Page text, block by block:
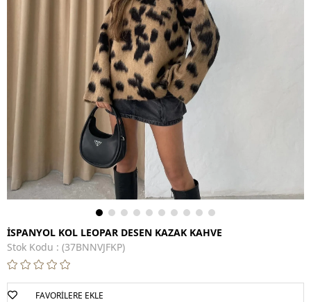
İSPANYOL KOL LEOPAR DESEN KAZAK KAHVE
Stok Kodu
(37BNNVJFKP)
FAVORILERE EKLE